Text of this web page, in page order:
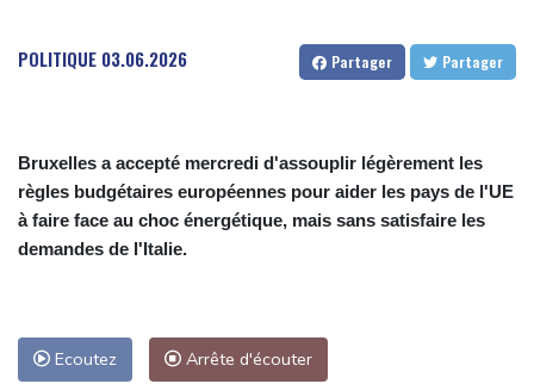
Tour de France: Niewiadoma, géante de Provence
POLITIQUE 03.06.2026 Partager Partager
Bruxelles a accepté mercredi d'assouplir légèrement les
règles budgétaires européennes pour aider les pays de l'UE
à faire face au choc énergétique, mais sans satisfaire les
demandes de l'Italie.
Ecoutez Arrête d'écouter